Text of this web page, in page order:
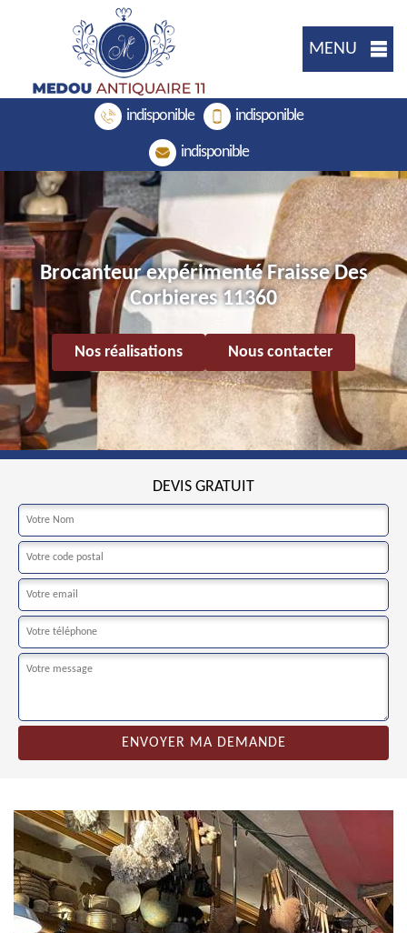
MENU
indisponible indisponible
indisponible
Brocanteur expérimenté Fraisse Des
Corbieres 11360
Nos réalisations Nous contacter
DEVIS GRATUIT